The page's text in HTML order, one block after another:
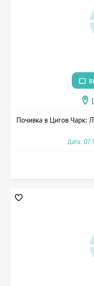
Почивка в Цигов Чарк:
Дата: